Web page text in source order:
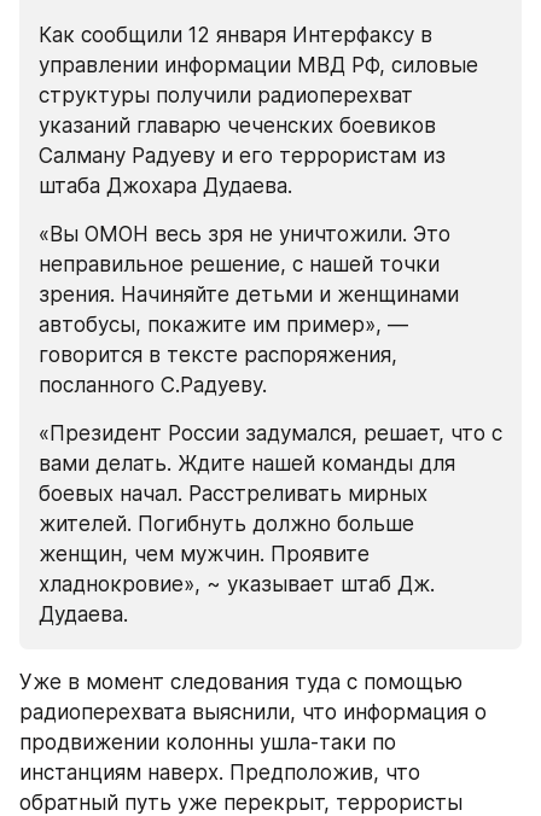
Как сообщили 12 января Интерфаксу в
управлении информации МВД РФ, силовые
структуры получили радиоперехват
указаний главарю чеченских боевиков
Салману Радуеву и его террористам из
штаба Джохара Дудаева.
«Вы ОМОН весь зря не уничтожили. Это
неправильное решение, с нашей точки
зрения. Начиняйте детьми и женщинами
автобусы, покажите им пример», —
говорится в тексте распоряжения,
посланного С.Радуеву.
«Президент России задумался, решает, что с
вами делать. Ждите нашей команды для
боевых начал. Расстреливать мирных
жителей. Погибнуть должно больше
женщин, чем мужчин. Проявите
хладнокровие», ~ указывает штаб Дж.
Дудаева.
Уже в момент следования туда с помощью
радиоперехвата выяснили, что информация о
продвижении колонны ушла-таки по
инстанциям наверх. Предположив, что
обратный путь уже перекрыт, террористы